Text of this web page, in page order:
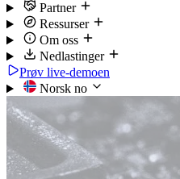
Partner
Ressurser
Om oss
Nedlastinger
Prøv live-demoen
Norsk no